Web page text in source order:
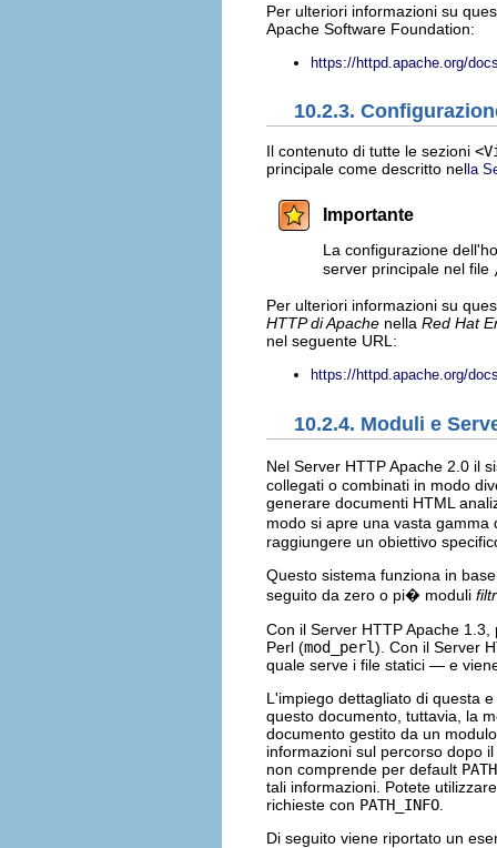
Per ulteriori informazioni su
Apache Software Foundation:
https://httpd.apache.org/
10.2.3.
Il contenuto di tutte le sezioni
principale come descritto nel la
Importante
La configurazione
server principale nel file
Per ulteriori informazioni su
HTTP di Apache nella Red Hat
nel seguente URL:
https://httpd.apache.org/
10.2.4. Moduli e
Nel Server HTTP Apache 2.0 il
collegati o combinati in modo
generare documenti HTML
modo si apre una vasta
raggiungere un obiettivo
Questo sistema funziona in
seguito da zero o pi� moduli
Con il Server HTTP Apache
Perl (mod_perl). Con il Server
quale serve i file statici — e
L'impiego dettagliato di questa
questo documento, tuttavia, la
documento gestito da un
informazioni sul percorso dopo
non comprende per default
tali informazioni. Potete
richieste con PATH_INFO
Di seguito viene riportato un